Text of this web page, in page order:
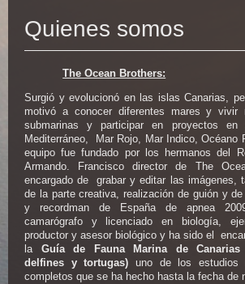
Quienes somos
The Ocean Brothers:
Surgió y evolucionó en las islas Canarias,
motivó a conocer diferentes mares y vivir
submarinas y participar en proyectos en
Mediterráneo, Mar Rojo, Mar Indico, Océano
equipo fue fundado por los hermanos del
Armando. Francisco director de The
encargado de grabar y editar las imágenes,
de la parte creativa, realización de guión y
y recordman de España de apnea
camarógrafo y licenciado en biología,
productor y asesor biológico y ha sido el
la Guía de
Fauna Marina de Canarias
delfines y tortugas) uno de los estudios
completos que se ha hecho hasta la fecha de